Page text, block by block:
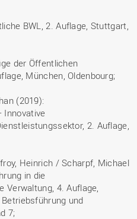
BWL, 2. Auflage, Stuttgart,
der Öffentlichen
München, Oldenbourg;
(2019):
Innovative
2. Auflage,
Heinrich / Scharpf, Michael
in die
4. Auflage,
und
7;